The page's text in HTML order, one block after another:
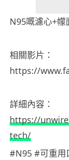
N95嘅濾心+幪
相關影片：
https://
詳細內容：
https://
tech/
#N95 #可重用